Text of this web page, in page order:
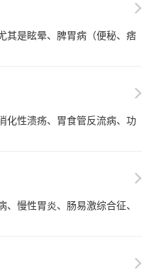
其是眩晕、脾胃病（便秘、痞
化性溃疡、胃食管反流病、功
慢性胃炎、肠易激综合征、